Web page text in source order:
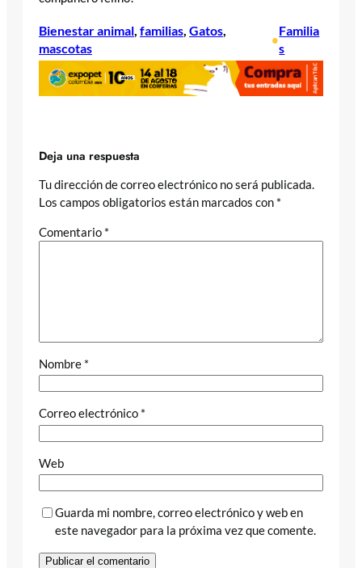
Bienestar animal, familias, Gatos
mascotas
•
Familia
s
Deja una respuesta
Tu dirección de correo electrónico no será publicada.
Los campos obligatorios están marcados con *
Comentario *
Nombre *
Correo electrónico *
Web
Guarda mi nombre, correo electrónico y web en
este navegador para la próxima vez que comente.